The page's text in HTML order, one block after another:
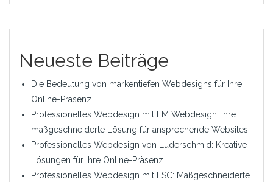
Neueste Beiträge
Die Bedeutung von markentiefen Webdesigns für Ihre
Online-Präsenz
Professionelles Webdesign mit LM Webdesign: Ihre
maßgeschneiderte Lösung für ansprechende Websites
Professionelles Webdesign von Luderschmid: Kreative
Lösungen für Ihre Online-Präsenz
Professionelles Webdesign mit LSC: Maßgeschneiderte